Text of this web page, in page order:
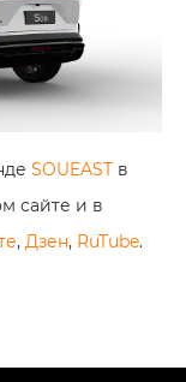
SOUEAST в
сайте и в
, Дзен, RuTube.